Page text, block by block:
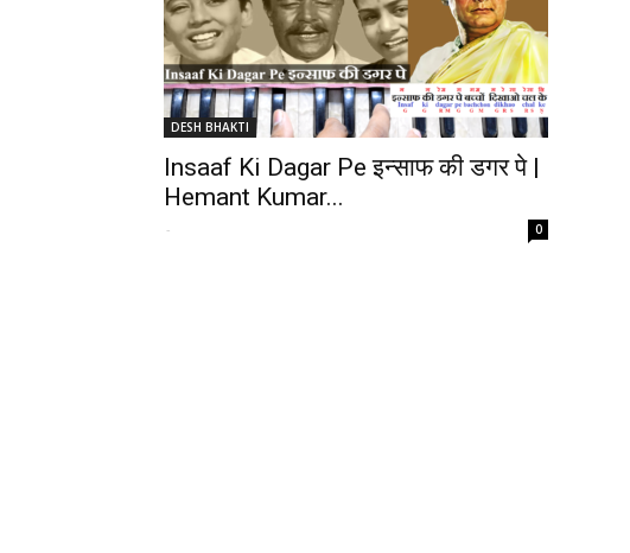
DESH BHAKTI
Insaaf Ki Dagar Pe इन्साफ की डगर पे |
Hemant Kumar...
- 0